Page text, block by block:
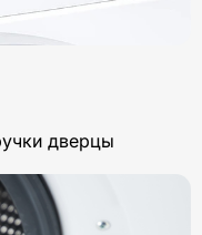
дверцы